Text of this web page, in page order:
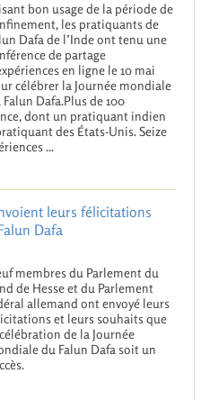
bon usage de la période de
les pratiquants de
Dafa de l’Inde ont tenu une
de partage
en ligne le 10 mai
célébrer la Journée mondiale
Falun Dafa.Plus de 100
dont un pratiquant indien
des États-Unis. Seize
...
leurs félicitations
Dafa
membres du Parlement du
de Hesse et du Parlement
allemand ont envoyé leurs
et leurs souhaits que
de la Journée
du Falun Dafa soit un